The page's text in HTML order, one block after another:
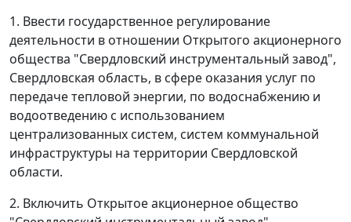
1. Ввести государственное регулирование
деятельности в отношении Открытого акционерного
общества "Свердловский инструментальный завод",
Свердловская область, в сфере оказания услуг по
передаче тепловой энергии, по водоснабжению и
водоотведению с использованием
централизованных систем, систем коммунальной
инфраструктуры на территории Свердловской
области.
2. Включить Открытое акционерное общество